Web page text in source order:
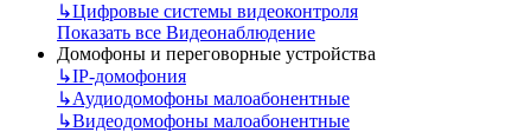
↳Цифровые системы видеоконтроля
Показать все Видеонаблюдение
Домофоны и переговорные устройства
↳IP-домофония
↳Аудиодомофоны малоабонентные
↳Видеодомофоны малоабонентные